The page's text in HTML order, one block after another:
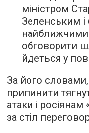
міністром
Зеленським
обговорити
йдеться у
За його
припинити
атаки і росіянам
за стіл